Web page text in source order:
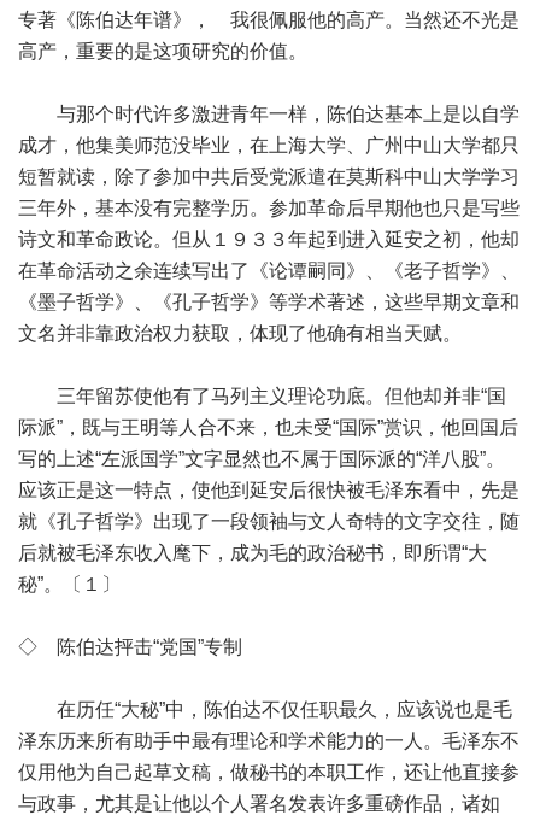
专著《陈伯达年谱》， 我很佩服他的高产。当然还不光是
高产，重要的是这项研究的价值。
与那个时代许多激进青年一样，陈伯达基本上是以自学
成才，他集美师范没毕业，在上海大学、广州中山大学都只
短暂就读，除了参加中共后受党派遣在莫斯科中山大学学习
三年外，基本没有完整学历。参加革命后早期他也只是写些
诗文和革命政论。但从１９３３年起到进入延安之初，他却
在革命活动之余连续写出了《论谭嗣同》、《老子哲学》、
《墨子哲学》、《孔子哲学》等学术著述，这些早期文章和
文名并非靠政治权力获取，体现了他确有相当天赋。
三年留苏使他有了马列主义理论功底。但他却并非“国
际派”，既与王明等人合不来，也未受“国际”赏识，他回国后
写的上述“左派国学”文字显然也不属于国际派的“洋八股”。
应该正是这一特点，使他到延安后很快被毛泽东看中，先是
就《孔子哲学》出现了一段领袖与文人奇特的文字交往，随
后就被毛泽东收入麾下，成为毛的政治秘书，即所谓“大
秘”。〔１〕
◇ 陈伯达抨击“党国”专制
在历任“大秘”中，陈伯达不仅任职最久，应该说也是毛
泽东历来所有助手中最有理论和学术能力的一人。毛泽东不
仅用他为自己起草文稿，做秘书的本职工作，还让他直接参
与政事，尤其是让他以个人署名发表许多重磅作品，诸如